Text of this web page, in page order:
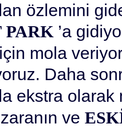
özlemini
PARK ’a
mola
Daha
ekstra
ve